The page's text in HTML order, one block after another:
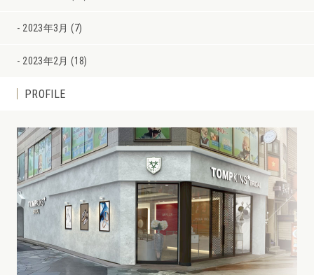
2023年3月 (7)
2023年2月 (18)
PROFILE